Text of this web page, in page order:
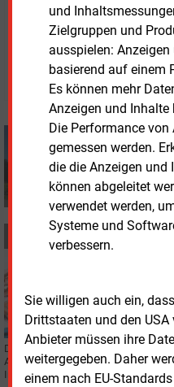
und
Zielgruppen und
ausspielen:
basierend auf einem
Es können mehr
Anzeigen und Inhalte
Die Performance
gemessen werden.
die die Anzeigen und
können abgeleitet
verwendet werden,
Systeme und
verbessern.
Sie willigen auch ein,
Drittstaaten und den USA
Anbieter müssen ihre
weitergegeben. Daher
einem nach EU-
Freitag, 29.09.2023, 14:04 Uhr
Manfred Fischer
© 2026 Energie & Management
+49
BDEW-
Der BDEW plädiert für eine
Aufgabe für die Energiewirtschaft
Infrastruktur.